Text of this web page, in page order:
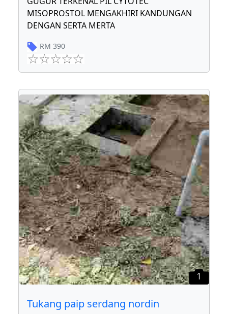
MISOPROSTOL MENGAKHIRI KANDUNGAN
DENGAN SERTA MERTA
RM 390
1
Tukang paip serdang nordin